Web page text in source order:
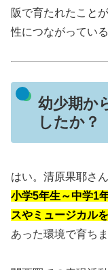
阪で育たれたこと
性につながってい
幼少期か
したか？
はい。清原果耶さ
小学5年生～中学1
スやミュージカル
あった環境で育ちま